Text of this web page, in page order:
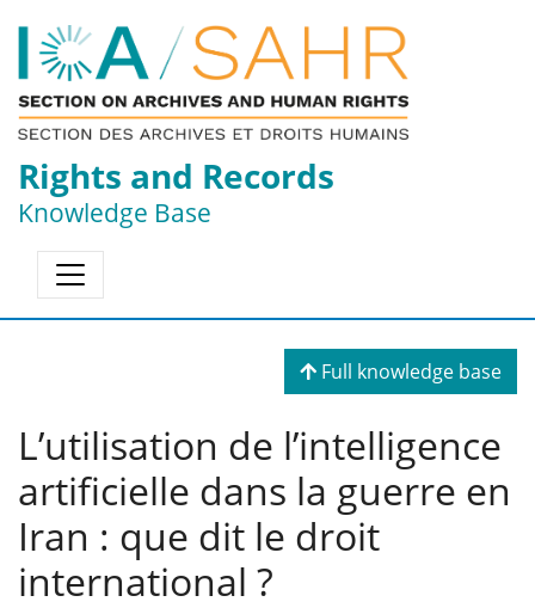
Rights and Records
Knowledge Base
Full knowledge base
L’utilisation de l’intelligence
artificielle dans la guerre en
Iran : que dit le droit
international ?